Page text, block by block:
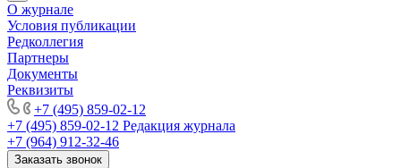
О журнале
Условия публикации
Редколлегия
Партнеры
Документы
Реквизиты
+7 (495) 859-02-12
+7 (495) 859-02-12 Редакция журнала
+7 (964) 912-32-46
Заказать звонок